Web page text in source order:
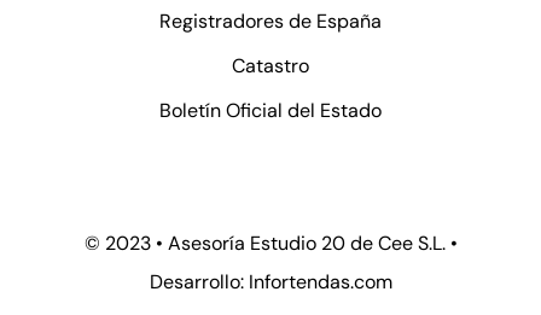
Registradores de España
Catastro
Boletín Oficial del Estado
© 2023 • Asesoría Estudio 20 de Cee S.L. •
Desarrollo: Infortendas.com